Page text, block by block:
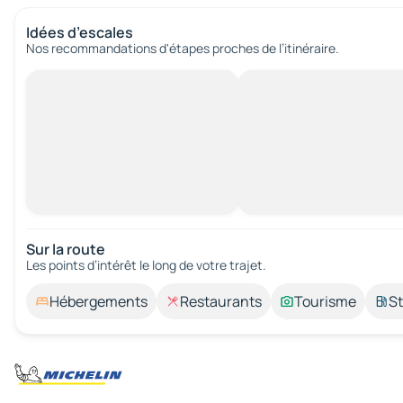
Idées d’escales
Nos recommandations d'étapes proches de l’itinéraire.
Sur la route
Les points d’intérêt le long de votre trajet.
Hébergements Restaurants Tourisme